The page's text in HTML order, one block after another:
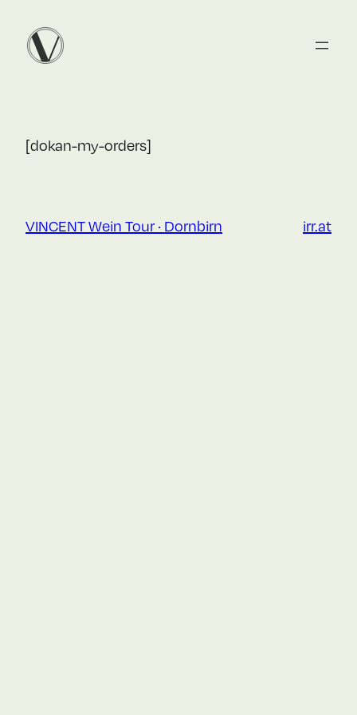
Inhalt
springen
[dokan-my-orders]
VINCENT Wein Tour · Dornbirn irr.at